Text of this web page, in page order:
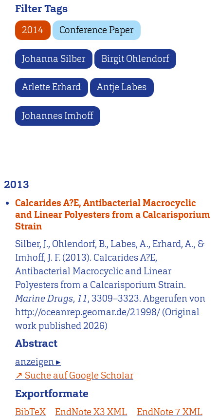
Filter Tags
2014 Conference Paper
Johanna Silber Birgit Ohlendorf
Arlette Erhard Antje Labes
Johannes Imhoff
2013
Calcarides A?E, Antibacterial Macrocyclic
and Linear Polyesters from a Calcarisporium
Strain
Silber, J., Ohlendorf, B., Labes, A., Erhard, A., &
Imhoff, J. F. (2013). Calcarides A?E,
Antibacterial Macrocyclic and Linear
Polyesters from a Calcarisporium Strain.
Marine Drugs, 11, 3309–3323. Abgerufen von
http://oceanrep.geomar.de/21998/ (Original
work published 2026)
Abstract
anzeigen ▸
Suche auf Google Scholar
Exportformate
BibTeX EndNote X3 XML
EndNote 7 XML